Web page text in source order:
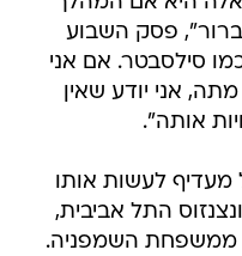
פסק השבוע
סילסבטר. אם אני
אני יודע שאין
אותה".
לעשות אותו
התל אביבית,
ממשפחת השמפניה.